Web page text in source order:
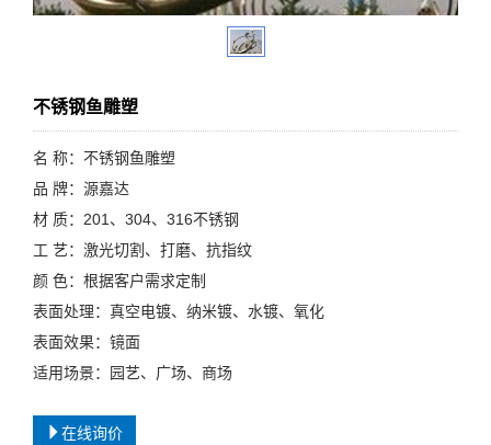
不锈钢鱼雕塑
名 称：不锈钢鱼雕塑
品 牌：源嘉达
材 质：201、304、316不锈钢
工 艺：激光切割、打磨、抗指纹
颜 色：根据客户需求定制
表面处理：真空电镀、纳米镀、水镀、氧化
表面效果：镜面
适用场景：园艺、广场、商场
在线询价